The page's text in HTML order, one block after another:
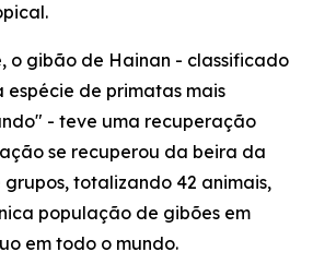
o gibão de Hainan - classificado
espécie de primatas mais
- teve uma recuperação
se recuperou da beira da
totalizando 42 animais,
população de gibões em
em todo o mundo.